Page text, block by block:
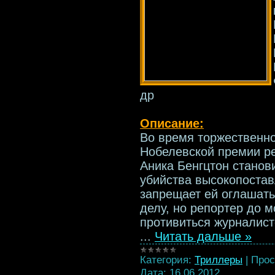
др
Описание:
Во время
Нобелевской премии
Аника Бенгцтон
убийства
запрещает ей
делу, но репортер до
противиться
... Читать дальше »
Категория: Триллеры |
Дата: 16.06.2012